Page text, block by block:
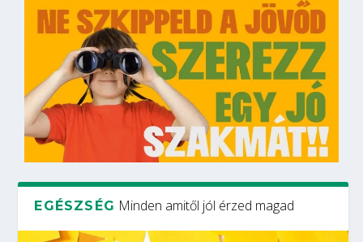
EGÉSZSÉG Minden amitől jól érzed magad